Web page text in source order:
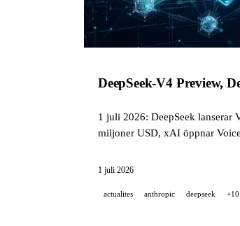
DeepSeek-V4 Preview,
1 juli 2026: DeepSeek lanserar
miljoner USD, xAI öppnar
1 juli 2026
actualites anthropic deepseek +10